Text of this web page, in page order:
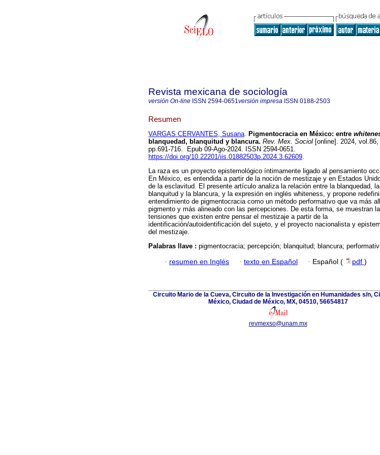
Revista mexicana de sociología
versión On-line ISSN 2594-0651versión impresa ISSN 0188-2503
Resumen
VARGAS CERVANTES, Susana. Pigmentocracia en México: entre
blanquedad, blanquitud y blancura. Rev. Mex. Sociol [online]. 2024, vol.86,
pp.691-716. Epub 09-Ago-2024. ISSN 2594-0651.
https://doi.org/10.22201/iis.01882503p.2024.3.62609.
La raza es un proyecto epistemológico íntimamente ligado al pensamiento
En México, es entendida a partir de la noción de mestizaje y en Estados
de la esclavitud. El presente artículo analiza la relación entre la blanquedad, la
blanquitud y la blancura, y la expresión en inglés whiteness, y propone
entendimiento de pigmentocracia como un método performativo que va más
pigmento y más alineado con las percepciones. De esta forma, se muestran
tensiones que existen entre pensar el mestizaje a partir de la
identificación/autoidentificación del sujeto, y el proyecto nacionalista y
del mestizaje.
Palabras llave : pigmentocracia; percepción; blanquitud; blancura;
· resumen en Inglés · texto en Español · Español ( pdf )
Circuito Mario de la Cueva, Circuito de la Investigación en Humanidades s/n,
México, Ciudad de México, MX, 04510, 56654817
revmexso@unam.mx